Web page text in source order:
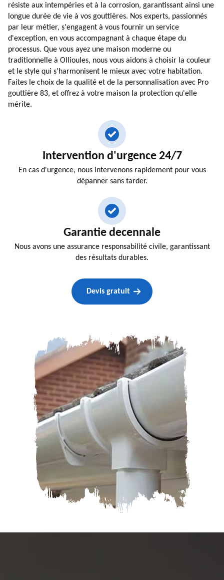
résiste aux intempéries et à la corrosion, garantissant ainsi une
longue durée de vie à vos gouttières. Nos experts, passionnés
par leur métier, s'engagent à vous fournir un service
d'exception, en vous accompagnant à chaque étape du
processus. Que vous ayez une maison moderne ou
traditionnelle à Ollioules, nous vous aidons à choisir la couleur
et le style qui s'harmonisent le mieux avec votre habitation.
Faites le choix de la qualité et de la personnalisation avec Pro
gouttière 83, et offrez à votre maison la protection qu'elle
mérite.
Intervention d'urgence 24/7
En cas d'urgence, nous intervenons rapidement pour vous
dépanner sans tarder.
Garantie decennale
Nous avons une assurance responsabilité civile, garantissant
des résultats durables.
Devis gratuit